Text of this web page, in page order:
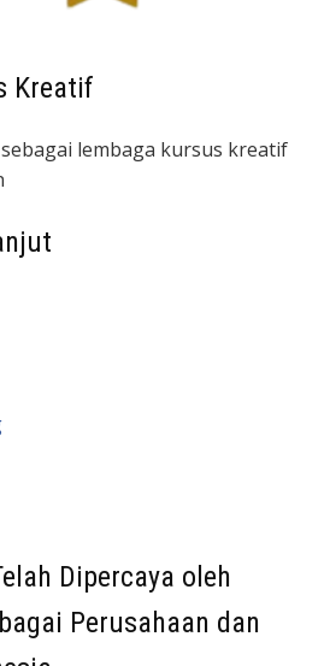
Kreatif
lembaga kursus kreatif
Dipercaya oleh
Perusahaan dan